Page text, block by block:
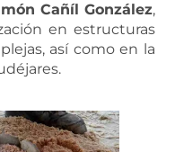
Cañíl González,
en estructuras
así como en la